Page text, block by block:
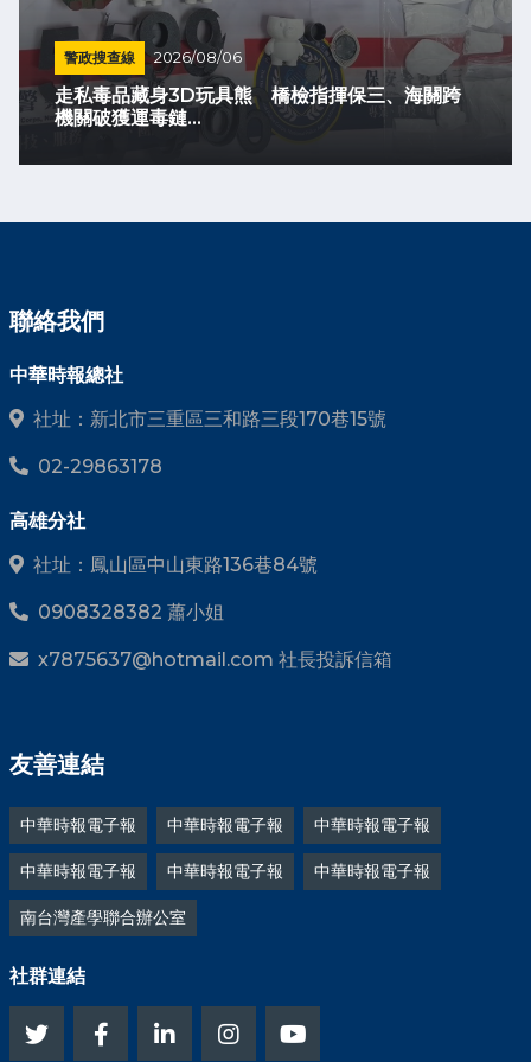
警政搜查線 2026/08/06
走私毒品藏身3D玩具熊 橋檢指揮保三、海關跨
機關破獲運毒鏈...
聯絡我們
中華時報總社
社址：新北市三重區三和路三段170巷15號
02-29863178
高雄分社
社址：鳳山區中山東路136巷84號
0908328382 蕭小姐
x7875637@hotmail.com 社長投訴信箱
友善連結
中華時報電子報 中華時報電子報 中華時報電子報
中華時報電子報 中華時報電子報 中華時報電子報
南台灣產學聯合辦公室
社群連結